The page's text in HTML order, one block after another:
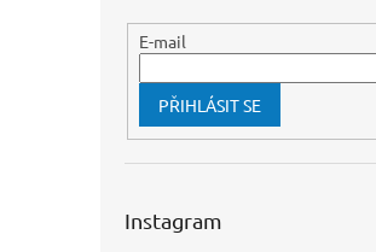
E-mail
PŘIHLÁSIT SE
Instagram